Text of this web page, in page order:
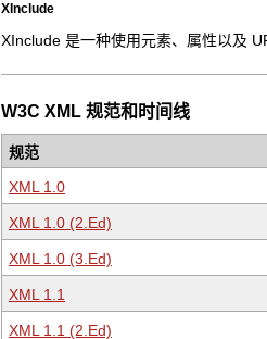
XInclude
XInclude 是一种使用元素、属性以及
W3C XML 规范和时间线
规范
XML 1.0
XML 1.0 (2.Ed)
XML 1.0 (3.Ed)
XML 1.1
XML 1.1 (2.Ed)